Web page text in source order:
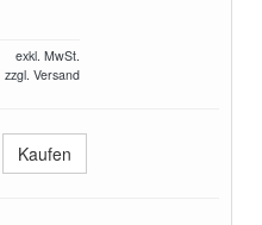
exkl. MwSt.
zzgl. Versand